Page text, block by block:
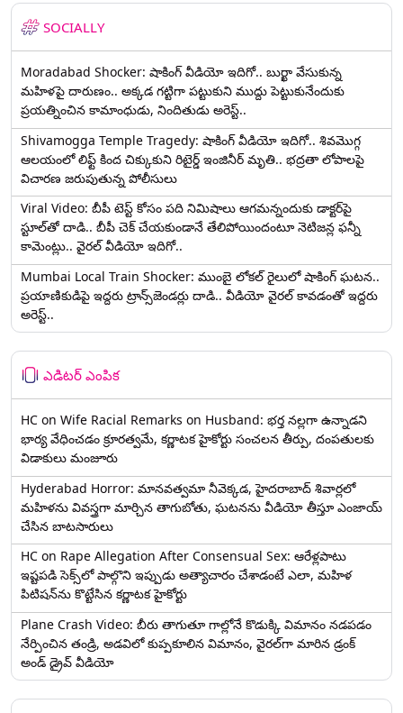
SOCIALLY
Moradabad Shocker: షాకింగ్ వీడియో ఇదిగో.. బుర్ఖా వేసుకున్న
మహిళపై దారుణం.. అక్కడ గట్టిగా పట్టుకుని ముద్దు పెట్టుకునేందుకు
ప్రయత్నించిన కామాంధుడు, నిందితుడు అరెస్ట్..
Shivamogga Temple Tragedy: షాకింగ్ వీడియో ఇదిగో.. శివమొగ్గ
ఆలయంలో లిఫ్ట్ కింద చిక్కుకుని రిటైర్డ్ ఇంజినీర్ మృతి.. భద్రతా లోపాలపై
విచారణ జరుపుతున్న పోలీసులు
Viral Video: బీపీ టెస్ట్‌ కోసం పది నిమిషాలు ఆగమన్నందుకు డాక్టర్‌పై
స్టూల్‌తో దాడి.. బీపీ చెక్ చేయకుండానే తేలిపోయిందంటూ నెటిజన్ల ఫన్నీ
కామెంట్లు.. వైరల్ వీడియో ఇదిగో..
Mumbai Local Train Shocker: ముంబై లోకల్ రైలులో షాకింగ్ ఘటన..
ప్రయాణికుడిపై ఇద్దరు ట్రాన్స్‌జెండర్లు దాడి.. వీడియో వైరల్ కావడంతో ఇద్దరు
అరెస్ట్..
ఎడిటర్ ఎంపిక
HC on Wife Racial Remarks on Husband: భర్త న‌ల్ల‌గా ఉన్నాడ‌ని
భార్య వేధించ‌డం క్రూర‌త్వ‌మే, కర్ణాటక హైకోర్టు సంచలన తీర్పు, దంపతులకు
విడాకులు మంజూరు
Hyderabad Horror: మానవత్వమా నీవెక్కడ, హైదరాబాద్ శివార్లలో
మహిళను వివస్త్రగా మార్చిన తాగుబోతు, ఘటనను వీడియో తీస్తూ ఎంజాయ్
చేసిన బాటసారులు
HC on Rape Allegation After Consensual Sex: ఆరేళ్లపాటు
ఇష్టపడి సెక్స్‌లో పాల్గొని ఇప్పుడు అత్యాచారం చేశాడంటే ఎలా, మహిళ
పిటిషన్‌ను కొట్టేసిన కర్ణాటక హైకోర్టు
Plane Crash Video: బీరు తాగుతూ గాల్లోనే కొడుక్కి విమానం నడపడం
నేర్పించిన తండ్రి, అడవిలో కుప్పకూలిన విమానం, వైరల్‌గా మారిన డ్రంక్‌
అండ్ డ్రైవ్ వీడియో